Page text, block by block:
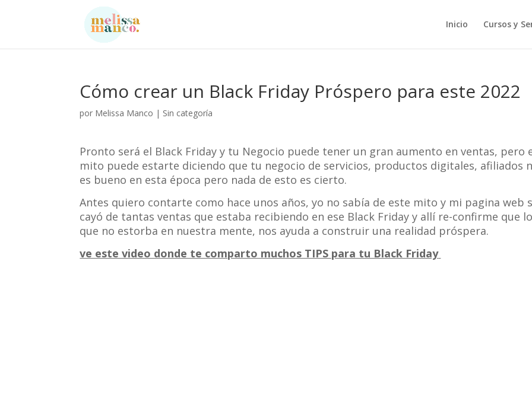
Inicio Cursos y
Cómo crear un Black Friday Próspero para este 2022
por Melissa Manco | Sin categoría
Pronto será el Black Friday y tu Negocio puede tener un gran aumento en ventas, pero
mito puede estarte diciendo que tu negocio de servicios, productos digitales, afiliados
es bueno en esta época pero nada de esto es cierto.
Antes quiero contarte como hace unos años, yo no sabía de este mito y mi pagina web
cayó de tantas ventas que estaba recibiendo en ese Black Friday y allí re-confirme que
que no estorba en nuestra mente, nos ayuda a construir una realidad próspera.
ve este video donde te comparto muchos TIPS para tu Black Friday